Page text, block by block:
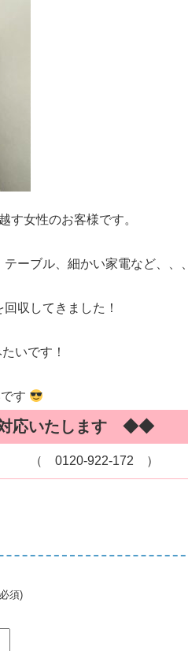
す女性のお客様です。
ーブル、細かい家電など、、、
収してきました！
いです！
す
応いたします ◆◆
（ 0120-922-172 ）
須)